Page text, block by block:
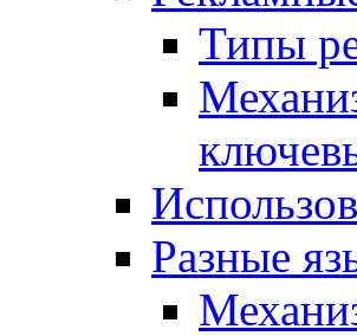
Типы
Разные